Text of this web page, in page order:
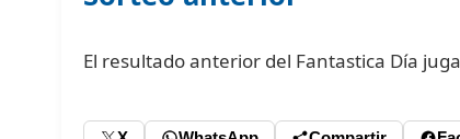
El resultado anterior del Fantastica Día